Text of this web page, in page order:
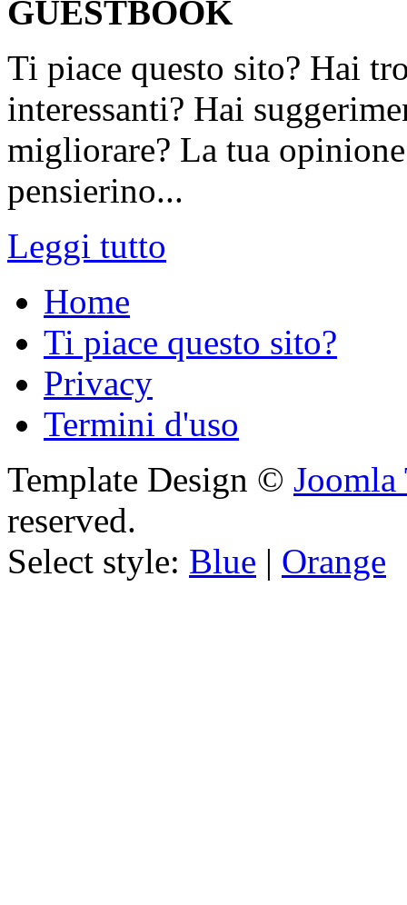
GUESTBOOK
Ti piace questo sito? Hai
interessanti? Hai
migliorare? La tua
pensierino...
Leggi tutto
Home
Ti piace questo sito?
Privacy
Termini d'uso
Template Design © Joomla
reserved.
Select style: Blue | Orange